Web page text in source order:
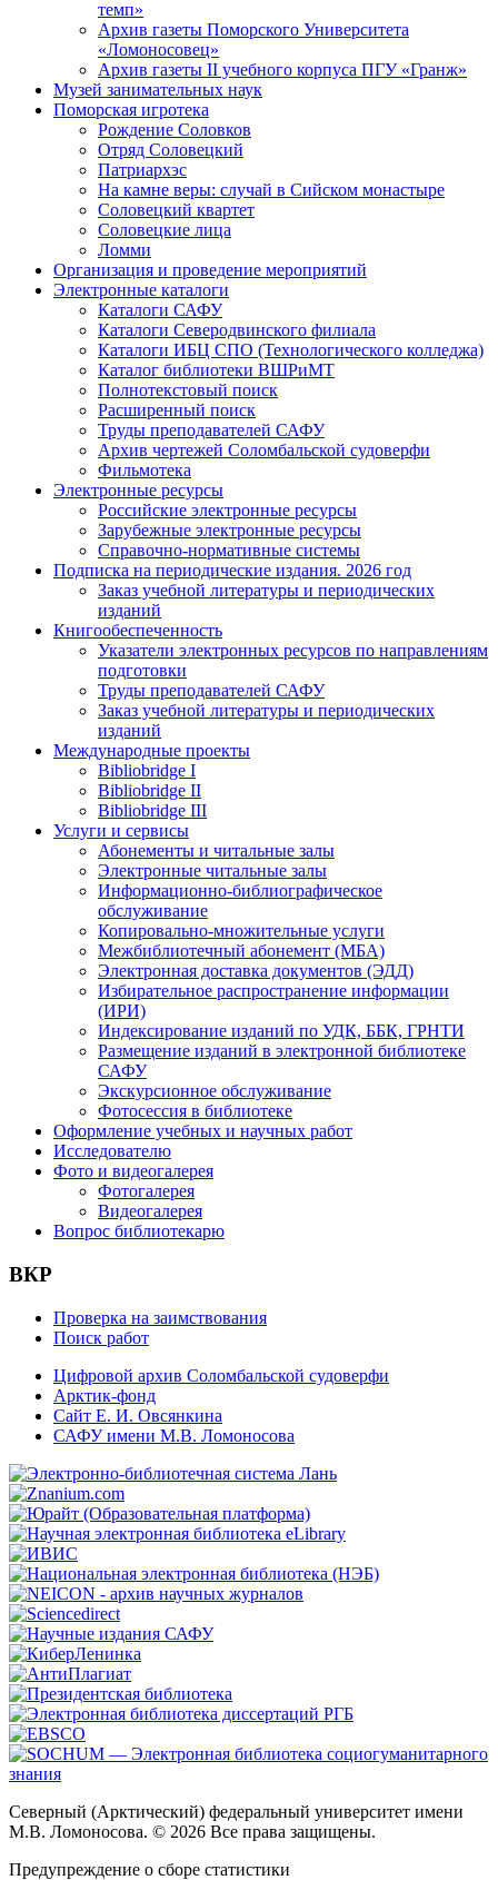
темп»
Архив газеты Поморского Университета
«Ломоносовец»
Архив газеты II учебного корпуса ПГУ «Гранж»
Музей занимательных наук
Поморская игротека
Рождение Соловков
Отряд Соловецкий
Патриархэс
На камне веры: случай в Сийском монастыре
Соловецкий квартет
Соловецкие лица
Ломми
Организация и проведение мероприятий
Электронные каталоги
Каталоги САФУ
Каталоги Северодвинского филиала
Каталоги ИБЦ СПО (Технологического колледжа)
Каталог библиотеки ВШРиМТ
Полнотекстовый поиск
Расширенный поиск
Труды преподавателей САФУ
Архив чертежей Соломбальской судоверфи
Фильмотека
Электронные ресурсы
Российские электронные ресурсы
Зарубежные электронные ресурсы
Справочно-нормативные системы
Подписка на периодические издания. 2026 год
Заказ учебной литературы и периодических
изданий
Книгообеспеченность
Указатели электронных ресурсов по направлениям
подготовки
Труды преподавателей САФУ
Заказ учебной литературы и периодических
изданий
Международные проекты
Bibliobridge I
Bibliobridge II
Bibliobridge III
Услуги и сервисы
Абонементы и читальные залы
Электронные читальные залы
Информационно-библиографическое
обслуживание
Копировально-множительные услуги
Межбиблиотечный абонемент (МБА)
Электронная доставка документов (ЭДД)
Избирательное распространение информации
(ИРИ)
Индексирование изданий по УДК, ББК, ГРНТИ
Размещение изданий в электронной библиотеке
САФУ
Экскурсионное обслуживание
Фотосессия в библиотеке
Оформление учебных и научных работ
Исследователю
Фото и видеогалерея
Фотогалерея
Видеогалерея
Вопрос библиотекарю
ВКР
Проверка на заимствования
Поиск работ
Цифровой архив Соломбальской судоверфи
Арктик-фонд
Сайт Е. И. Овсянкина
САФУ имени М.В. Ломоносова
Северный (Арктический) федеральный университет имени
М.В. Ломоносова. © 2026 Все права защищены.
Предупреждение о сборе статистики